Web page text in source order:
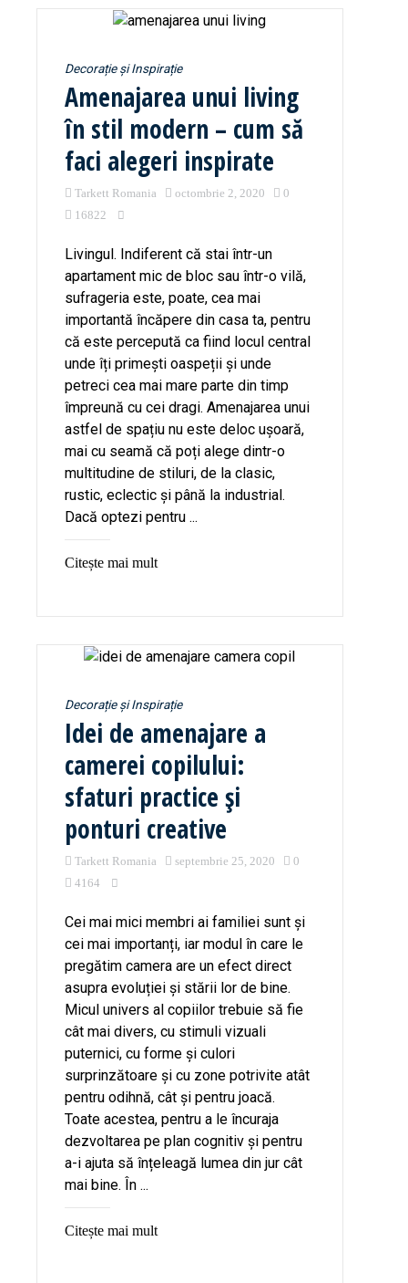
Decorație și Inspirație
Amenajarea unui living
în stil modern – cum să
faci alegeri inspirate
Tarkett Romania octombrie 2, 2020
0
16822
Livingul. Indiferent că stai într-un
apartament mic de bloc sau într-o vilă,
sufrageria este, poate, cea mai
importantă încăpere din casa ta, pentru
că este percepută ca fiind locul central
unde îți primești oaspeții și unde
petreci cea mai mare parte din timp
împreună cu cei dragi. Amenajarea unui
astfel de spațiu nu este deloc ușoară,
mai cu seamă că poți alege dintr-o
multitudine de stiluri, de la clasic,
rustic, eclectic și până la industrial.
Dacă optezi pentru ...
Citește mai mult
Decorație și Inspirație
Idei de amenajare a
camerei copilului:
sfaturi practice și
ponturi creative
Tarkett Romania septembrie 25, 2020
0
4164
Cei mai mici membri ai familiei sunt și
cei mai importanți, iar modul în care le
pregătim camera are un efect direct
asupra evoluției și stării lor de bine.
Micul univers al copiilor trebuie să fie
cât mai divers, cu stimuli vizuali
puternici, cu forme și culori
surprinzătoare și cu zone potrivite atât
pentru odihnă, cât și pentru joacă.
Toate acestea, pentru a le încuraja
dezvoltarea pe plan cognitiv și pentru
a-i ajuta să înțeleagă lumea din jur cât
mai bine. În ...
Citește mai mult